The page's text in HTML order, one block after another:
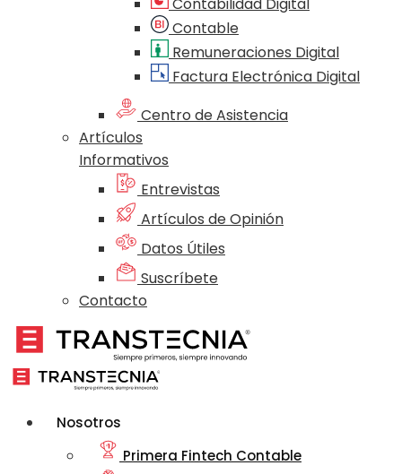
Contabilidad Digital
Contable
Remuneraciones Digital
Factura Electrónica Digital
Centro de Asistencia
Artículos
Informativos
Entrevistas
Artículos de Opinión
Datos Útiles
Suscríbete
Contacto
Nosotros
Primera Fintech Contable